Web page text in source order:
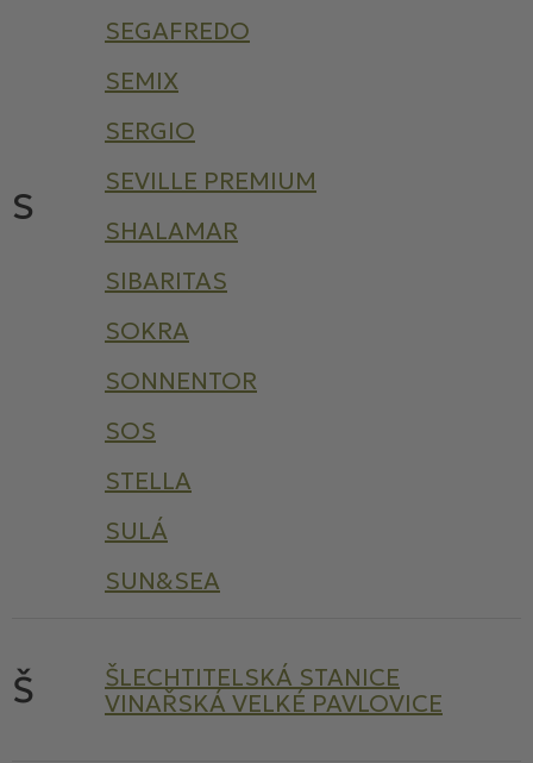
S
SEGAFREDO
SEMIX
SERGIO
SEVILLE PREMIUM
SHALAMAR
SIBARITAS
SOKRA
SONNENTOR
SOS
STELLA
SULÁ
SUN&SEA
Š
ŠLECHTITELSKÁ STANICE
VINAŘSKÁ VELKÉ PAVLOVICE